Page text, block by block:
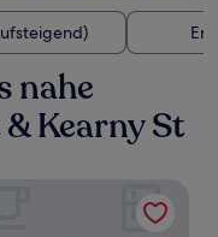
nahe
Kearny St